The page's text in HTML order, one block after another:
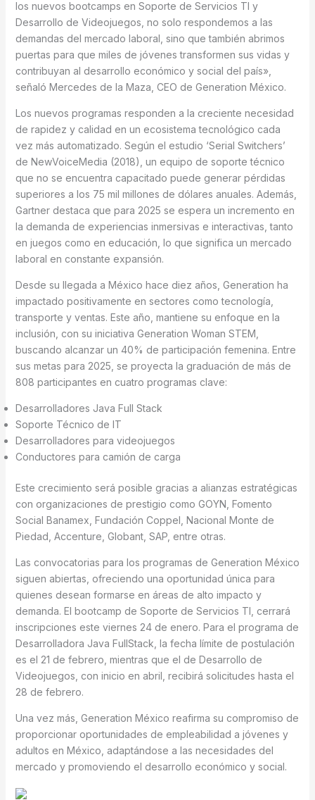
los nuevos bootcamps en Soporte de Servicios TI y
Desarrollo de Videojuegos, no solo respondemos a las
demandas del mercado laboral, sino que también abrimos
puertas para que miles de jóvenes transformen sus vidas y
contribuyan al desarrollo económico y social del país»,
señaló Mercedes de la Maza, CEO de Generation México.
Los nuevos programas responden a la creciente necesidad
de rapidez y calidad en un ecosistema tecnológico cada
vez más automatizado. Según el estudio ‘Serial Switchers’
de NewVoiceMedia (2018), un equipo de soporte técnico
que no se encuentra capacitado puede generar pérdidas
superiores a los 75 mil millones de dólares anuales. Además,
Gartner destaca que para 2025 se espera un incremento en
la demanda de experiencias inmersivas e interactivas, tanto
en juegos como en educación, lo que significa un mercado
laboral en constante expansión.
Desde su llegada a México hace diez años, Generation ha
impactado positivamente en sectores como tecnología,
transporte y ventas. Este año, mantiene su enfoque en la
inclusión, con su iniciativa Generation Woman STEM,
buscando alcanzar un 40% de participación femenina. Entre
sus metas para 2025, se proyecta la graduación de más de
808 participantes en cuatro programas clave:
Desarrolladores Java Full Stack
Soporte Técnico de IT
Desarrolladores para videojuegos
Conductores para camión de carga
Este crecimiento será posible gracias a alianzas estratégicas
con organizaciones de prestigio como GOYN, Fomento
Social Banamex, Fundación Coppel, Nacional Monte de
Piedad, Accenture, Globant, SAP, entre otras.
Las convocatorias para los programas de Generation México
siguen abiertas, ofreciendo una oportunidad única para
quienes desean formarse en áreas de alto impacto y
demanda. El bootcamp de Soporte de Servicios TI, cerrará
inscripciones este viernes 24 de enero. Para el programa de
Desarrolladora Java FullStack, la fecha límite de postulación
es el 21 de febrero, mientras que el de Desarrollo de
Videojuegos, con inicio en abril, recibirá solicitudes hasta el
28 de febrero.
Una vez más, Generation México reafirma su compromiso de
proporcionar oportunidades de empleabilidad a jóvenes y
adultos en México, adaptándose a las necesidades del
mercado y promoviendo el desarrollo económico y social.